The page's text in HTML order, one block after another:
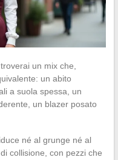
un mix che,
un abito
a suola spessa, un
un blazer posato
né al grunge né al
collisione, con pezzi che